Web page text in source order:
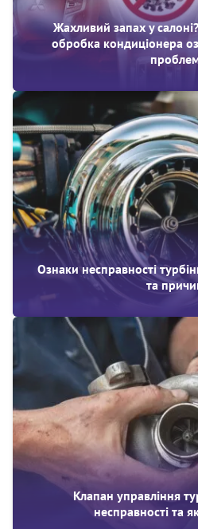
Жахливий запах у
обробка кондиціонера
Ознаки несправності
та
Клапан управління
несправності та